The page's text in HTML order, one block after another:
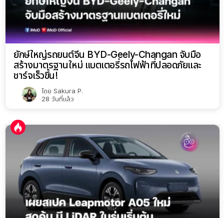
ยักษ์ใหญ่รถยนต์จีน BYD-Geely-Changan จับมือ
สร้างมาตรฐานใหม่ แบตเตอรี่รถไฟฟ้าที่ปลอดภัยและ
ชาร์จเร็วขึ้น!
โดย Sakura P.
28 วันที่แล้ว